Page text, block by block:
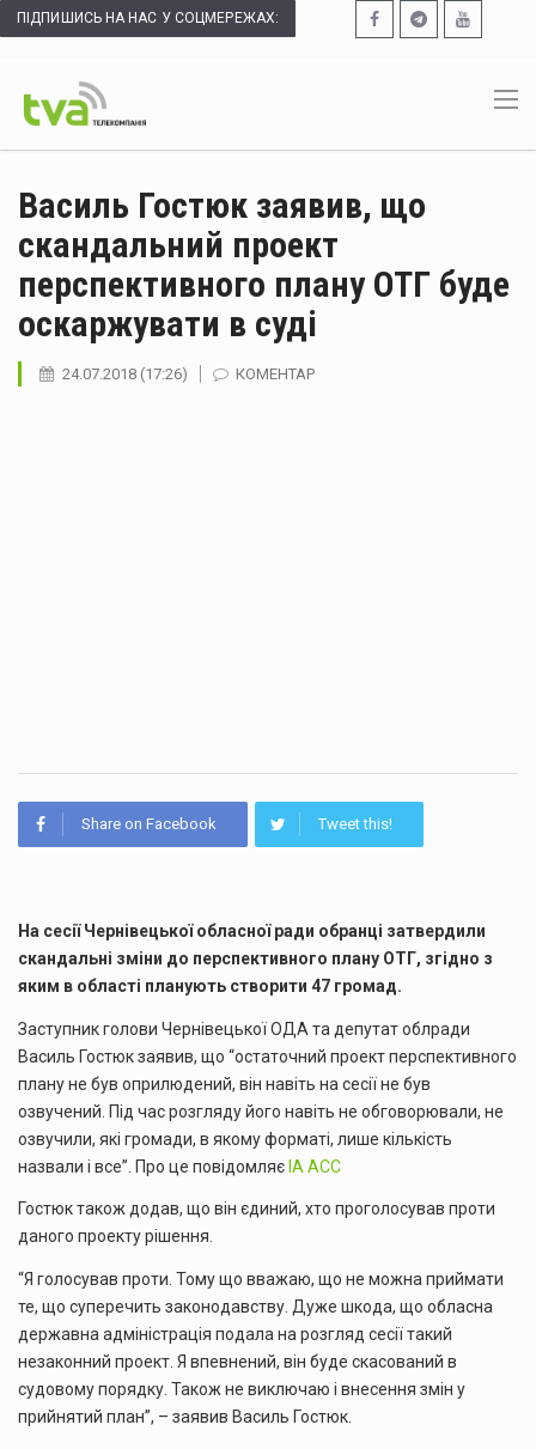
ПІДПИШИСЬ НА НАС У СОЦМЕРЕЖАХ:
Василь Гостюк заявив, що
скандальний проект
перспективного плану ОТГ буде
оскаржувати в суді
24.07.2018 (17:26) КОМЕНТАР
Share on Facebook Tweet this!
На сесії Чернівецької обласної ради обранці затвердили
скандальні зміни до перспективного плану ОТГ, згідно з
яким в області планують створити 47 громад.
Заступник голови Чернівецької ОДА та депутат облради
Василь Гостюк заявив, що “остаточний проект перспективного
плану не був оприлюдений, він навіть на сесії не був
озвучений. Під час розгляду його навіть не обговорювали, не
озвучили, які громади, в якому форматі, лише кількість
назвали і все”. Про це повідомляєІА АСС
Гостюк також додав, що він єдиний, хто проголосував проти
даного проекту рішення.
“Я голосував проти. Тому що вважаю, що не можна приймати
те, що суперечить законодавству. Дуже шкода, що обласна
державна адміністрація подала на розгляд сесії такий
незаконний проект. Я впевнений, він буде скасований в
судовому порядку. Також не виключаю і внесення змін у
прийнятий план”, – заявив Василь Гостюк.